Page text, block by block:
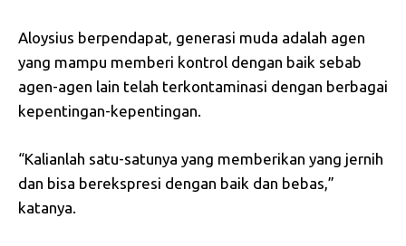
Aloysius berpendapat, generasi muda adalah agen
yang mampu memberi kontrol dengan baik sebab
agen-agen lain telah terkontaminasi dengan berbagai
kepentingan-kepentingan.
“Kalianlah satu-satunya yang memberikan yang jernih
dan bisa berekspresi dengan baik dan bebas,”
katanya.